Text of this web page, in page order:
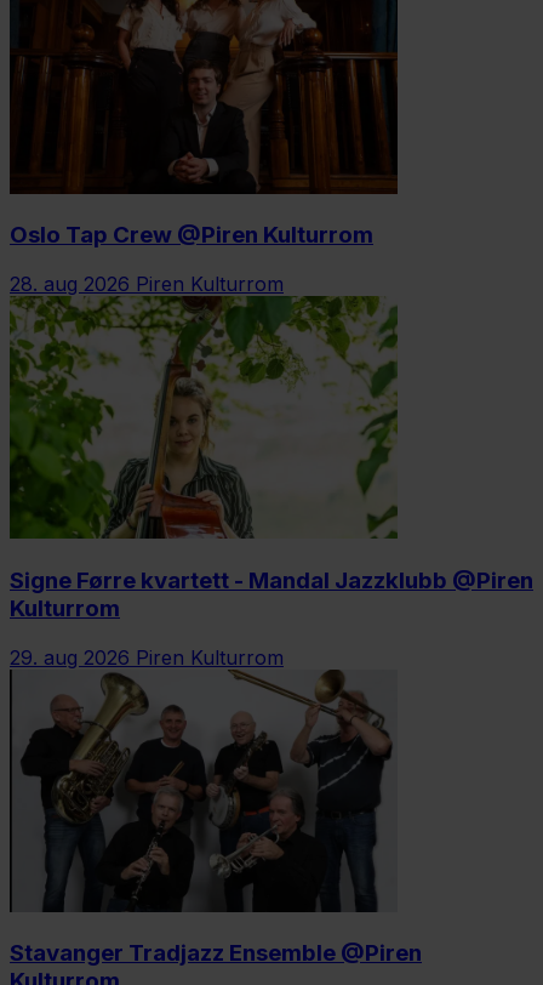
Oslo Tap Crew @Piren Kulturrom
28. aug 2026 Piren Kulturrom
Signe Førre kvartett - Mandal Jazzklubb @Piren
Kulturrom
29. aug 2026 Piren Kulturrom
Stavanger Tradjazz Ensemble @Piren